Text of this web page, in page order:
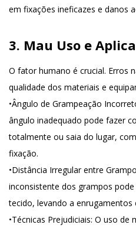
em fixações ineficazes e danos
3. Mau Uso e
O fator humano é crucial. Erros
qualidade dos materiais e
•Ângulo de Grampeação
ângulo inadequado pode fazer
totalmente ou saia do lugar,
fixação.
•Distância Irregular entre
inconsistente dos grampos
tecido, levando a enrugamentos
•Técnicas Prejudiciais: O uso de